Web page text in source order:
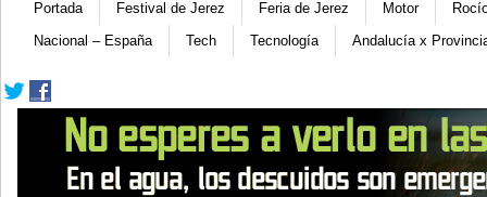
Portada Festival de Jerez Feria de Jerez Motor
Nacional – España
Tech Tecnología Andalucía x